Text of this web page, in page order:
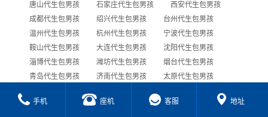
唐山代生包男孩
石家庄代生包男孩
西安代生包男孩
成都代生包男孩
绍兴代生包男孩
台州代生包男孩
温州代生包男孩
杭州代生包男孩
宁波代生包男孩
鞍山代生包男孩
大连代生包男孩
沈阳代生包男孩
淄博代生包男孩
潍坊代生包男孩
烟台代生包男孩
青岛代生包男孩
济南代生包男孩
太原代生包男孩
厦门代生包男孩
大庆代生包男孩
哈尔滨代生包男孩
手机 座机 客服 地址